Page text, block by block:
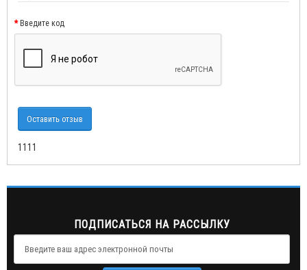
Введите код
Оставить отзыв
1111
ПОДПИСАТЬСЯ НА РАССЫЛКУ